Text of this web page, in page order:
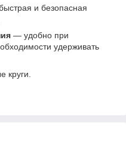
и безопасная
— удобно при
удерживать
круги.